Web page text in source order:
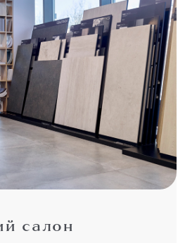
салон